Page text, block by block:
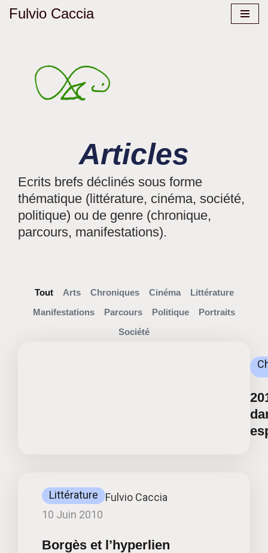
Fulvio Caccia
Articles
Ecrits brefs déclinés sous forme
thématique (littérature, cinéma, société,
politique) ou de genre (chronique,
parcours, manifestations).
Arts Chroniques Cinéma
Littérature
Manifestations
Parcours Politique
Portraits
Société
Tout
Littérature
Fulvio Caccia
10 Juin 2010
Borgès et l’hyperlien